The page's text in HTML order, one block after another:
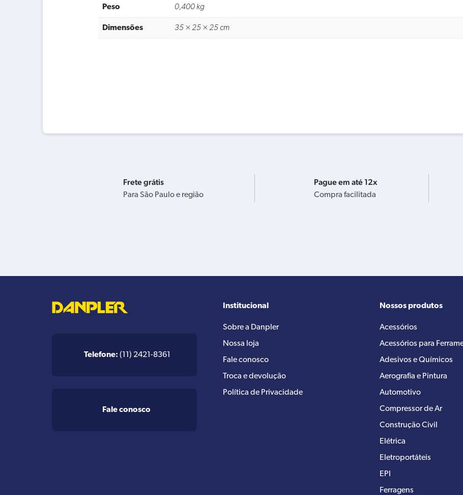
Peso 0,400 kg
Dimensões 35 × 25 × 25 cm
Frete grátis
Para São Paulo e região
Pague em até 12x
Compra facilitada
Telefone: (11) 2421-8361
Fale conosco
Institucional
Sobre a Danpler
Nossa loja
Fale conosco
Troca e devolução
Política de Privacidade
Nossos produtos
Acessórios
Acessórios para
Adesivos e Químicos
Aerografia e Pintura
Automotivo
Compressor de Ar
Construção Civil
Elétrica
Eletroportáteis
EPI
Ferragens